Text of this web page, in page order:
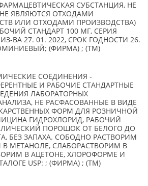
СУБСТАНЦИЯ, НЕ
ЯВЛЯЮТСЯ ОТХОДАМИ
ИЛИ ОТХОДАМИ ПРОИЗВОДСТВА)
СТАНДАРТ 100 МГ, СЕРИЯ
ВА 27. 01. 2022, СРОК ГОДНОСТИ 26.
(ФИРМА) ; (TM)
СОЕДИНЕНИЯ -
И РАБОЧИЕ СТАНДАРТНЫЕ
ЛАБОРАТОРНЫХ
НЕ РАСФАСОВАННЫЕ В ВИДЕ
ФОРМ ДЛЯ РОЗНИЧНОЙ
ГИДРОХЛОРИД, РАБОЧИЙ
ПОРОШОК ОТ БЕЛОГО ДО
БЕЗ ЗАПАХА. СОБОДНО РАСТВОРИМ
В МЕТАНОЛЕ, СЛАБОРАСТВОРИМ В
В АЦЕТОНЕ, ХЛОРОФОРМЕ И
USP: ; (ФИРМА) ; (TM)